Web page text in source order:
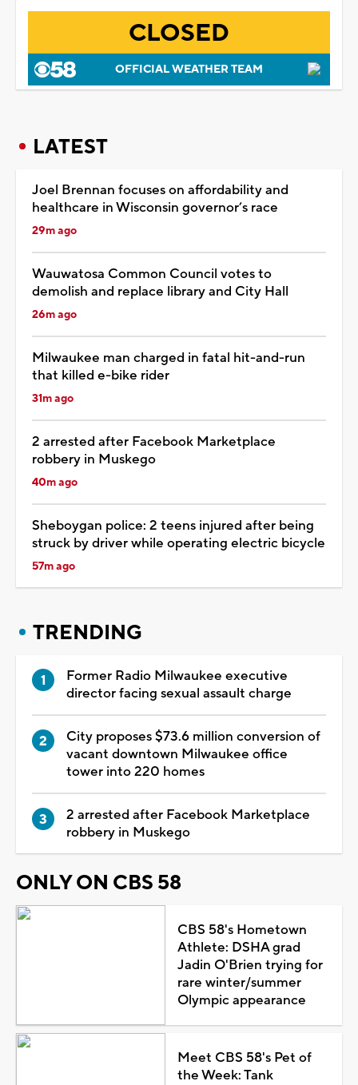
CLOSED
OFFICIAL WEATHER TEAM
LATEST
Joel Brennan focuses on affordability and
healthcare in Wisconsin governor’s race
29m ago
Wauwatosa Common Council votes to
demolish and replace library and City Hall
26m ago
Milwaukee man charged in fatal hit-and-run
that killed e-bike rider
31m ago
2 arrested after Facebook Marketplace
robbery in Muskego
40m ago
Sheboygan police: 2 teens injured after being
struck by driver while operating electric bicycle
57m ago
TRENDING
Former Radio Milwaukee executive
director facing sexual assault charge
City proposes $73.6 million conversion of
vacant downtown Milwaukee office
tower into 220 homes
2 arrested after Facebook Marketplace
robbery in Muskego
ONLY ON CBS 58
CBS 58's Hometown
Athlete: DSHA grad
Jadin O'Brien trying for
rare winter/summer
Olympic appearance
Meet CBS 58's Pet of
the Week: Tank